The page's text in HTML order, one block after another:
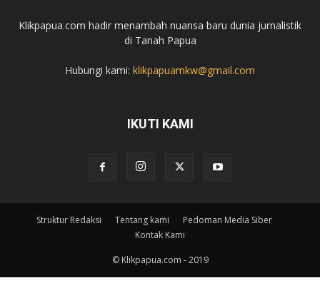
Klikpapua.com hadir menambah nuansa baru dunia jurnalistik
di Tanah Papua
Hubungi kami: klikpapuamkw@gmail.com
IKUTI KAMI
Struktur Redaksi Tentang kami
Pedoman Media Siber
Kontak Kami
© Klikpapua.com - 2019